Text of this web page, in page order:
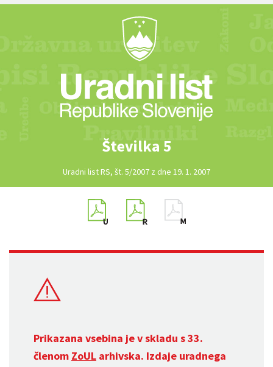
Številka 5
Uradni list RS, št. 5/2007 z dne 19. 1. 2007
Prikazana vsebina je v skladu s 33.
členom ZoUL arhivska. Izdaje uradnega